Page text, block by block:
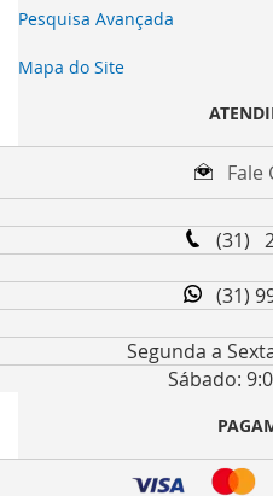
Pesquisa Avançada
Mapa do Site
Fale
(31)
(31)
Segunda a
Sábado: